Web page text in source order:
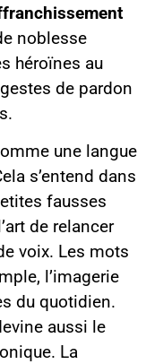
noblesse
héroïnes au
de pardon
une langue
s’entend dans
fausses
de relancer
voix. Les mots
l’imagerie
du quotidien.
aussi le
La